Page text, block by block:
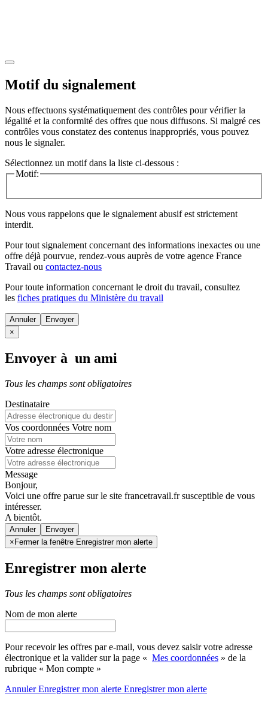
Motif du signalement
Nous effectuons systématiquement des contrôles pour vérifier la
légalité et la conformité des offres que nous diffusons. Si malgré ces
contrôles vous constatez des contenus inappropriés, vous pouvez
nous le signaler.
Sélectionnez un motif dans la liste ci-dessous :
Motif:
Nous vous rappelons que le signalement abusif est strictement
interdit.
Pour tout signalement concernant des informations inexactes ou une
offre déjà pourvue, rendez-vous auprès de votre agence France
Travail ou contactez-nous
Pour toute information concernant le droit du travail, consultez
les fiches pratiques du Ministère du travail
Annuler
×
Envoyer à un ami
Tous les champs sont obligatoires
Destinataire
Vos coordonnées Votre nom
Votre adresse électronique
Message
Bonjour,
Voici une offre parue sur le site francetravail.fr susceptible de vous
intéresser.
A bientôt.
Annuler
× Fermer la fenêtre Enregistrer mon alerte
Enregistrer mon alerte
Tous les champs sont obligatoires
Nom de mon alerte
Pour recevoir les offres par e-mail, vous devez saisir votre adresse
électronique et la valider sur la page « Mes coordonnées » de la
rubrique « Mon compte »
AnnulerEnregistrer mon alerte Enregistrermon alerte